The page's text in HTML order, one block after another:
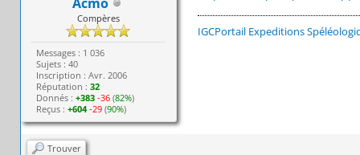
Compères
Messages : 1 036
Sujets : 40
Inscription : Avr. 2006
Réputation : 32
Donnés : +383 -36(82%)
Reçus : +604 -29(90%)
IGCPortail Expeditions
Trouver